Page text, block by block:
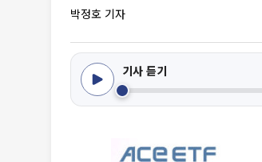
박정호 기자
기사 듣기